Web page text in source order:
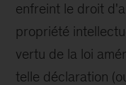
enfreint le droit
propriété
vertu de la loi
telle déclaration